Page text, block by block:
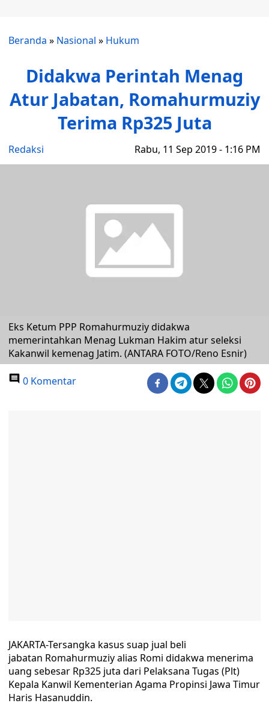
Beranda » Nasional » Hukum
Didakwa Perintah Menag
Atur Jabatan, Romahurmuziy
Terima Rp325 Juta
Redaksi Rabu, 11 Sep 2019 - 1:16 PM
Eks Ketum PPP Romahurmuziy didakwa
memerintahkan Menag Lukman Hakim atur seleksi
Kakanwil kemenag Jatim. (ANTARA FOTO/Reno Esnir)
0 Komentar
JAKARTA-Tersangka kasus suap jual beli
jabatan Romahurmuziy alias Romi didakwa menerima
uang sebesar Rp325 juta dari Pelaksana Tugas (Plt)
Kepala Kanwil Kementerian Agama Propinsi Jawa Timur
Haris Hasanuddin.